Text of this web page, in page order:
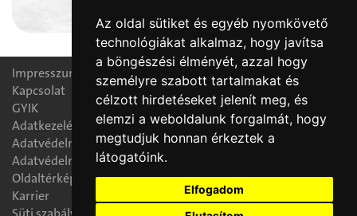
Az oldal sütiket és egyéb nyomkövető
technológiákat alkalmaz, hogy javítsa
a böngészési élményét, azzal hogy
személyre szabott tartalmakat és
célzott hirdetéseket jelenít meg, és
elemzi a weboldalunk forgalmát, hogy
megtudjuk honnan érkeztek a
látogatóink.
Elfogadom
Impresszum
Kapcsolat
GYIK
Adatkezelési nyilatkozat
Adatvédelmi tájékoztató
Adatvédelmi tisztségviselő
Oldaltérkép
Karrier